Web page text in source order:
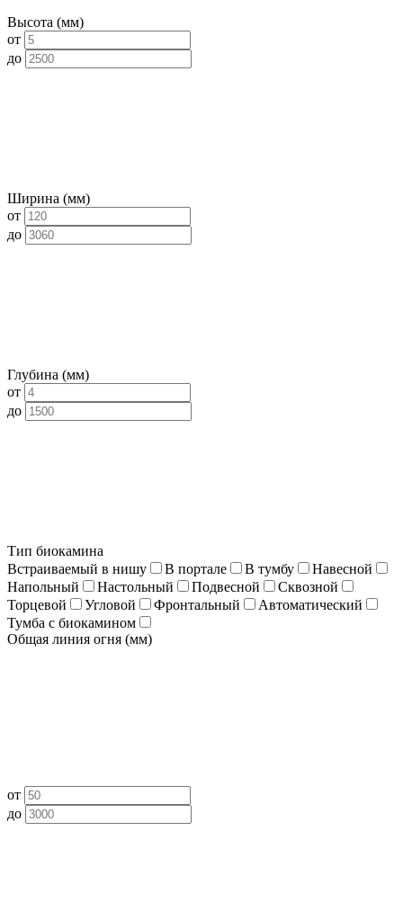
Высота (мм)
от
до
Ширина (мм)
от
до
Глубина (мм)
от
до
Тип биокамина
Встраиваемый в нишу
В портале В тумбу
Навесной
Напольный
Настольный Подвесной
Сквозной
Торцевой
Угловой Фронтальный
Автоматический
Тумба с биокамином
Общая линия огня (мм)
от
до